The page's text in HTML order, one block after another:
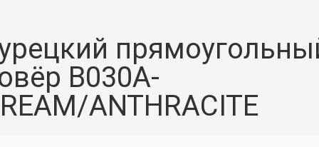
B030A-
ANTHRACITE